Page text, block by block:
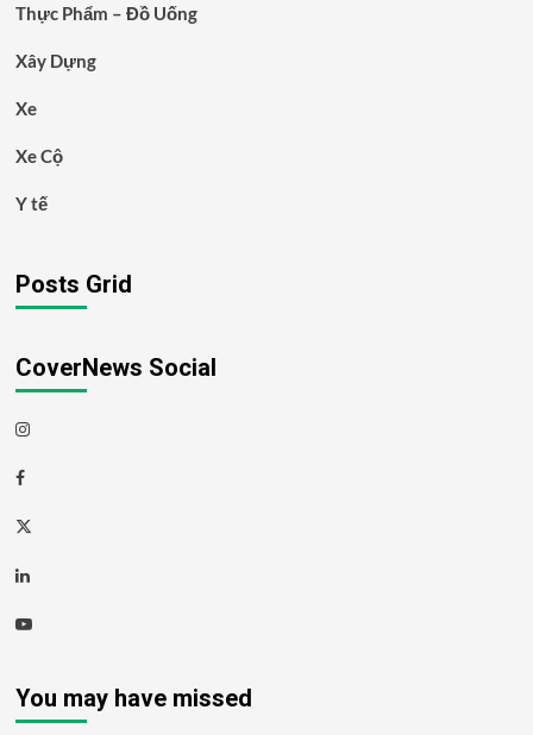
Thực Phẩm – Đồ Uống
Xây Dựng
Xe
Xe Cộ
Y tế
Posts Grid
CoverNews Social
Instagram
Facebook
Twitter
Linkedin
Youtube
You may have missed